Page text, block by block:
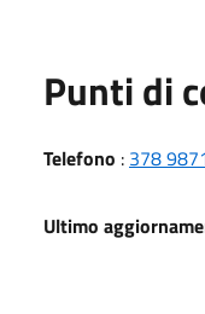
Punti di
Telefono : 378
Ultimo